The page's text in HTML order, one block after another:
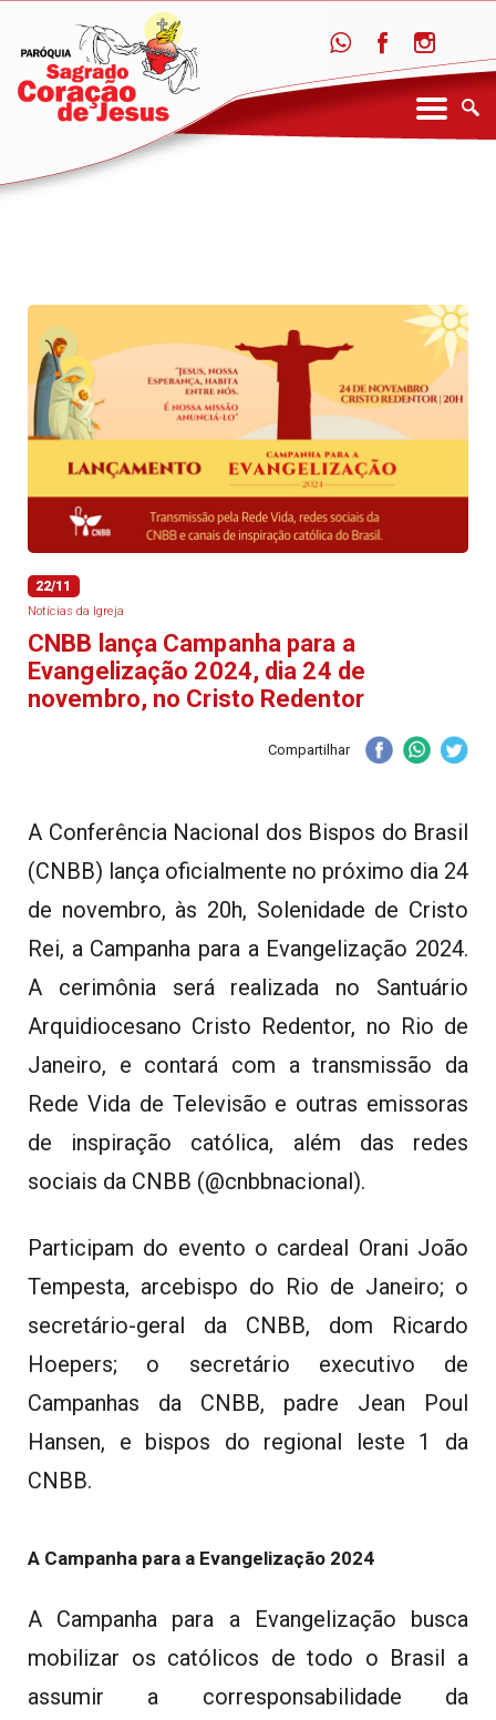
22/11
Notícias da Igreja
CNBB lança Campanha para a
Evangelização 2024, dia 24 de
novembro, no Cristo Redentor
Compartilhar
A Conferência Nacional dos Bispos do Brasil
(CNBB) lança oficialmente no próximo dia 24
de novembro, às 20h, Solenidade de Cristo
Rei, a Campanha para a Evangelização 2024.
A cerimônia será realizada no Santuário
Arquidiocesano Cristo Redentor, no Rio de
Janeiro, e contará com a transmissão da
Rede Vida de Televisão e outras emissoras
de inspiração católica, além das redes
sociais da CNBB (@cnbbnacional).
Participam do evento o cardeal Orani João
Tempesta, arcebispo do Rio de Janeiro; o
secretário-geral da CNBB, dom Ricardo
Hoepers; o secretário executivo de
Campanhas da CNBB, padre Jean Poul
Hansen, e bispos do regional leste 1 da
CNBB.
A Campanha para a Evangelização 2024
A Campanha para a Evangelização busca
mobilizar os católicos de todo o Brasil a
assumir a corresponsabilidade da